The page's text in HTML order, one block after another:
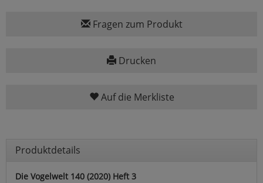
Fragen zum Produkt
Drucken
Auf die Merkliste
Produktdetails
Die Vogelwelt 140 (2020) Heft 3